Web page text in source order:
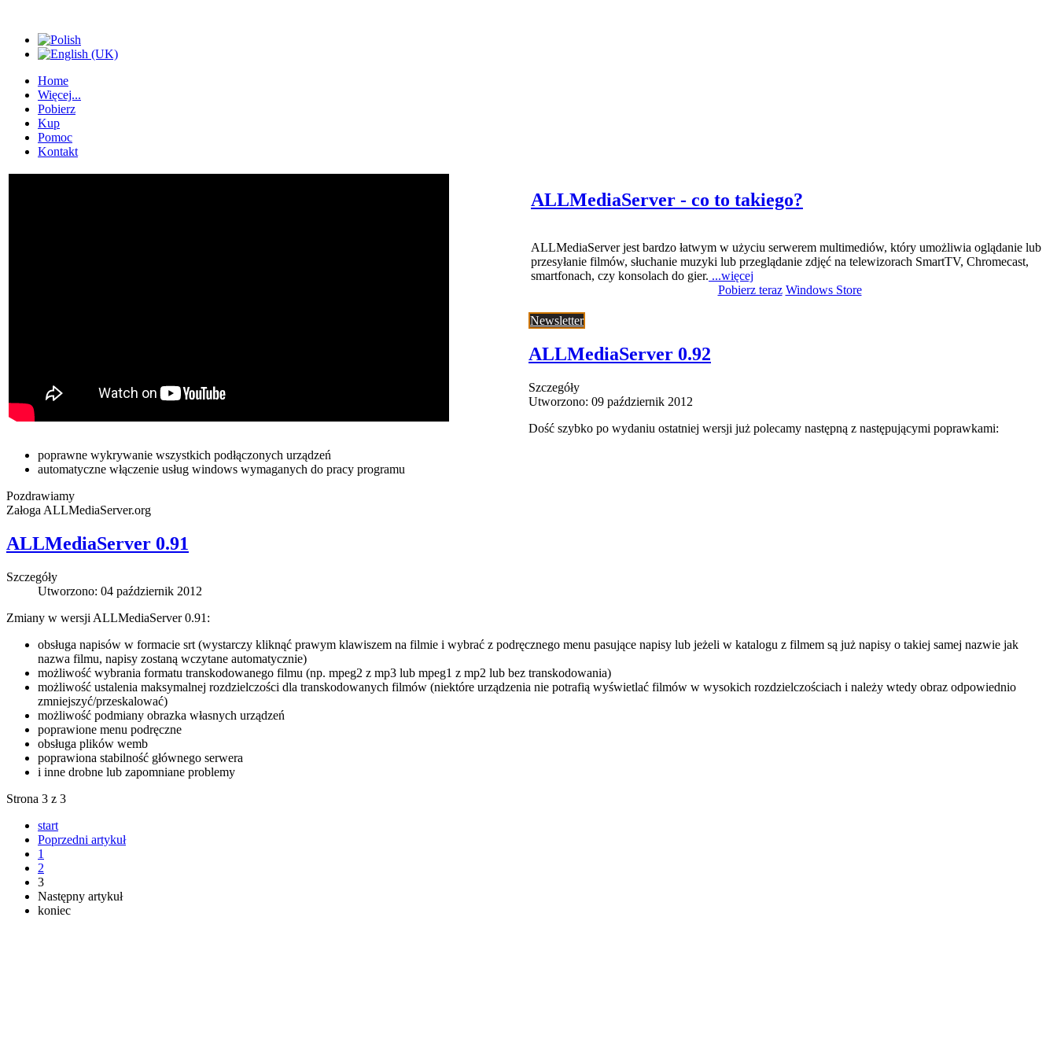
Home
Więcej...
Pobierz
Kup
Pomoc
Kontakt
ALLMediaServer - co to takiego?
ALLMediaServer jest bardzo łatwym w użyciu serwerem multimediów, który umożliwia oglądanie lub
przesyłanie filmów, słuchanie muzyki lub przeglądanie zdjęć na telewizorach SmartTV, Chromecast,
smartfonach, czy konsolach do gier. ...więcej
Pobierz teraz Windows Store
Newsletter
ALLMediaServer 0.92
Szczegóły
Utworzono: 09 październik 2012
Dość szybko po wydaniu ostatniej wersji już polecamy następną z następującymi poprawkami:
poprawne wykrywanie wszystkich podłączonych urządzeń
automatyczne włączenie usług windows wymaganych do pracy programu
Pozdrawiamy
Załoga ALLMediaServer.org
ALLMediaServer 0.91
Szczegóły
Utworzono: 04 październik 2012
Zmiany w wersji ALLMediaServer 0.91:
obsługa napisów w formacie srt (wystarczy kliknąć prawym klawiszem na filmie i wybrać z podręcznego menu pasujące napisy lub jeżeli w katalogu z filmem są już napisy o takiej samej nazwie jak
nazwa filmu, napisy zostaną wczytane automatycznie)
możliwość wybrania formatu transkodowanego filmu (np. mpeg2 z mp3 lub mpeg1 z mp2 lub bez transkodowania)
możliwość ustalenia maksymalnej rozdzielczości dla transkodowanych filmów (niektóre urządzenia nie potrafią wyświetlać filmów w wysokich rozdzielczościach i należy wtedy obraz odpowiednio
zmniejszyć/przeskalować)
możliwość podmiany obrazka własnych urządzeń
poprawione menu podręczne
obsługa plików wemb
poprawiona stabilność głównego serwera
i inne drobne lub zapomniane problemy
Strona 3 z 3
start
Poprzedni artykuł
1
2
3
Następny artykuł
koniec